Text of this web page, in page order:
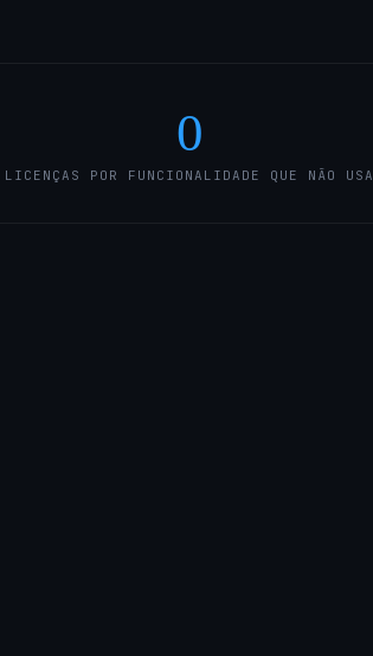
0
LICENÇAS POR FUNCIONALIDADE QUE NÃO USA